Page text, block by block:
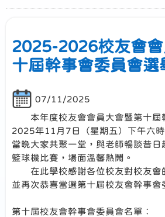
2025-2026校友會
十屆幹事會委員會選
07/11/2025
本年度校友會會員大會暨第十屆
2025年11月7日（星期五）下午六時
當晚大家共聚一堂，與老師暢談昔日
籃球機比賽，場面溫馨熱鬧。
在此學校感謝各位校友對校友會
並再次恭喜當選第十屆校友會幹事會
第十屆校友會幹事會委員會名單︰